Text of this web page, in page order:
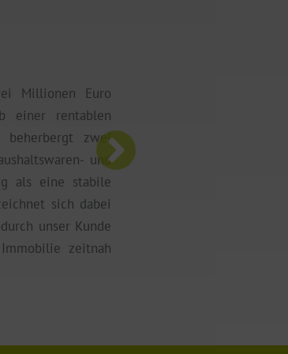
können wir die
Millionen Euro
einer rentablen
beherbergt zwei
und
als eine stabile
sich dabei
unser Kunde
zeitnah